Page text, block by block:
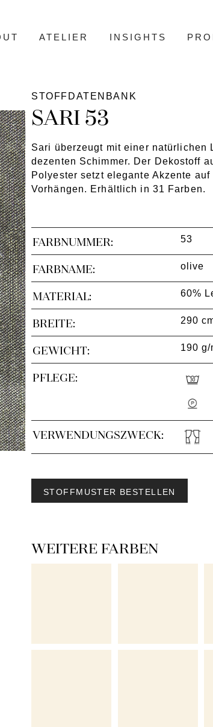
ATELIER INSIGHTS
STOFFDATENBANK
SARI 53
Sari überzeugt mit einer natürlichen
dezenten Schimmer. Der Dekostoff
Polyester setzt elegante Akzente
Vorhängen. Erhältlich in 31 Farben.
FARBNUMMER: 53
FARBNAME: olive
MATERIAL: 60%
BREITE: 290
GEWICHT: 190 g/
PFLEGE:
VERWENDUNGSZWECK:
STOFFMUSTER BESTELLEN
WEITERE FARBEN